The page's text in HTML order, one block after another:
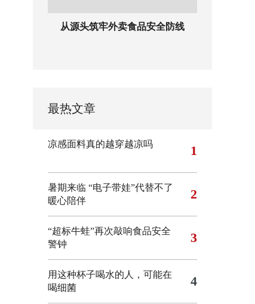
从源头筑牢外卖食品安全防线
最热文章
凉感面料真的越穿越凉吗 1
暑期来临 “电子带娃”代替不了
暖心陪伴
2
“超标牛蛙”再次敲响食品安全
警钟
3
用这种杯子喝水的人，可能在
喝细菌
4